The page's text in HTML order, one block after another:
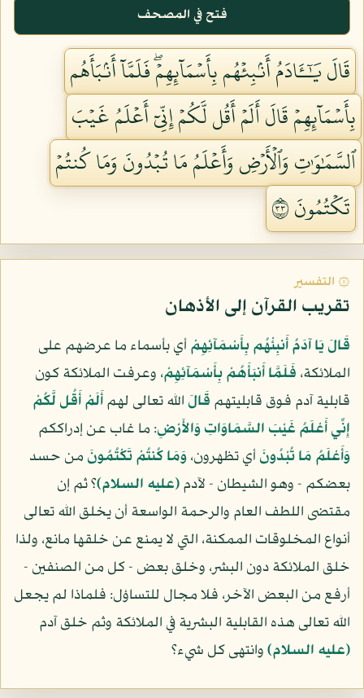
فتح في المصحف
قَالَ يَٰٓـَٔادَمُ أَنۢبِئۡهُم بِأَسۡمَآئِهِمۡۖ فَلَمَّآ أَنۢبَأَهُم
بِأَسۡمَآئِهِمۡ قَالَ أَلَمۡ أَقُل لَّكُمۡ إِنِّيٓ أَعۡلَمُ غَيۡبَ
ٱلسَّمَٰوَٰتِ وَٱلۡأَرۡضِ وَأَعۡلَمُ مَا تُبۡدُونَ وَمَا كُنتُمۡ
تَكۡتُمُونَ ٣٣
۞ التفسير
تقريب القرآن إلى الأذهان
قَالَ يَا آدَمُ أَنبِئْهُم بِأَسْمَآئِهِمْأي بأسماء ما عرضهم على
الملائكة، فَلَمَّا أَنبَأَهُمْ بِأَسْمَآئِهِمْ، وعرفت الملائكة كون
قابلية آدم فوق قابليتهم قَالَ الله تعالى لهمأَلَمْ أَقُل لَّكُمْ
إِنِّي أَعْلَمُ غَيْبَ السَّمَاوَاتِ وَالأَرْضِ: ما غاب عن إدراككم
وَأَعْلَمُ مَا تُبْدُونَأي تظهرون،وَمَا كُنتُمْ تَكْتُمُونَ من حسد
بعضكم - وهو الشيطان - لآدم(عليه السلام)؟ ثم إن
مقتضى اللطف العام والرحمة الواسعة أن يخلق الله تعالى
أنواع المخلوقات الممكنة، التي لا يمنع عن خلقها مانع، ولذا
خلق الملائكة دون البشر، وخلق بعض - كل من الصنفين -
أرفع من البعض الآخر، فلا مجال للتساؤل: فلماذا لم يجعل
الله تعالى هذه القابلية البشرية في الملائكة وثم خلق آدم
(عليه السلام)وانتهى كل شيء؟